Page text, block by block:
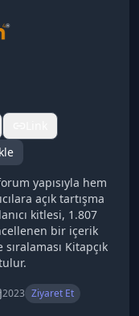
yapısıyla hem
açık tartışma
kitlesi, 1.807
bir içerik
Kitapçık
2023 Ziyaret Et